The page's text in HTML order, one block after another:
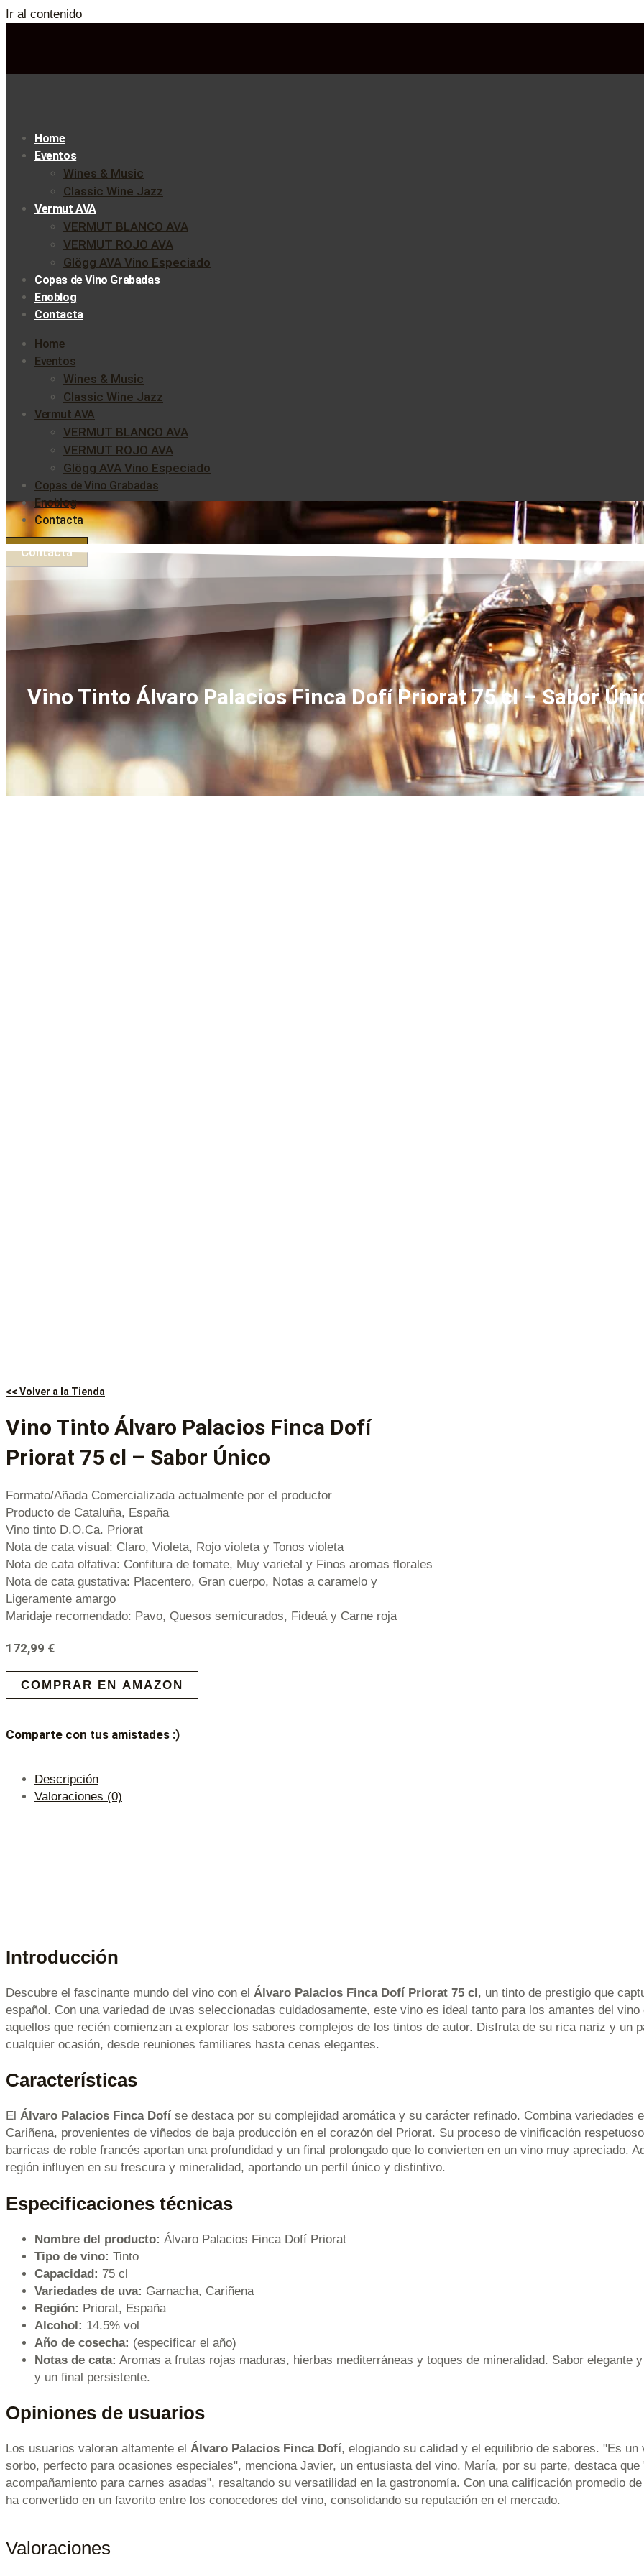
Ir al contenido
Home
Eventos
Wines & Music
Classic Wine Jazz
Vermut AVA
VERMUT BLANCO AVA
VERMUT ROJO AVA
Glögg AVA Vino Especiado
Copas de Vino Grabadas
Enoblog
Contacta
Home
Eventos
Wines & Music
Classic Wine Jazz
Vermut AVA
VERMUT BLANCO AVA
VERMUT ROJO AVA
Glögg AVA Vino Especiado
Copas de Vino Grabadas
Enoblog
Contacta
Contacta
Vino Tinto Álvaro Palacios Finca Dofí Priorat 75 cl – Sabor
<< Volver a la Tienda
Vino Tinto Álvaro Palacios Finca Dofí
Priorat 75 cl – Sabor Único
Formato/Añada Comercializada actualmente por el productor
Producto de Cataluña, España
Vino tinto D.O.Ca. Priorat
Nota de cata visual: Claro, Violeta, Rojo violeta y Tonos violeta
Nota de cata olfativa: Confitura de tomate, Muy varietal y Finos aromas florales
Nota de cata gustativa: Placentero, Gran cuerpo, Notas a caramelo y
Ligeramente amargo
Maridaje recomendado: Pavo, Quesos semicurados, Fideuá y Carne roja
172,99 €
COMPRAR EN AMAZON
Comparte con tus amistades :)
Descripción
Valoraciones (0)
Introducción
Descubre el fascinante mundo del vino con el Álvaro Palacios Finca Dofí Priorat 75 cl, un tinto de prestigio que
español. Con una variedad de uvas seleccionadas cuidadosamente, este vino es ideal tanto para los amantes del
aquellos que recién comienzan a explorar los sabores complejos de los tintos de autor. Disfruta de su rica nariz y un
cualquier ocasión, desde reuniones familiares hasta cenas elegantes.
Características
El Álvaro Palacios Finca Dofí se destaca por su complejidad aromática y su carácter refinado. Combina variedades
Cariñena, provenientes de viñedos de baja producción en el corazón del Priorat. Su proceso de vinificación
barricas de roble francés aportan una profundidad y un final prolongado que lo convierten en un vino muy apreciado.
región influyen en su frescura y mineralidad, aportando un perfil único y distintivo.
Especificaciones técnicas
Nombre del producto: Álvaro Palacios Finca Dofí Priorat
Tipo de vino: Tinto
Capacidad: 75 cl
Variedades de uva: Garnacha, Cariñena
Región: Priorat, España
Alcohol: 14.5% vol
Año de cosecha: (especificar el año)
Notas de cata: Aromas a frutas rojas maduras, hierbas mediterráneas y toques de mineralidad. Sabor elegante
y un final persistente.
Opiniones de usuarios
Los usuarios valoran altamente el Álvaro Palacios Finca Dofí, elogiando su calidad y el equilibrio de sabores. "Es un
sorbo, perfecto para ocasiones especiales", menciona Javier, un entusiasta del vino. María, por su parte, destaca que
acompañamiento para carnes asadas", resaltando su versatilidad en la gastronomía. Con una calificación promedio
ha convertido en un favorito entre los conocedores del vino, consolidando su reputación en el mercado.
Valoraciones